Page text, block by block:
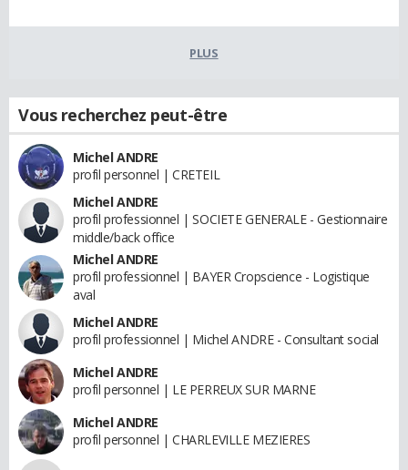
PLUS
Vous recherchez peut-être
Michel ANDRE
profil personnel | CRETEIL
Michel ANDRE
profil professionnel | SOCIETE GENERALE - Gestionnaire
middle/back office
Michel ANDRE
profil professionnel | BAYER Cropscience - Logistique
aval
Michel ANDRE
profil professionnel | Michel ANDRE - Consultant social
Michel ANDRE
profil personnel | LE PERREUX SUR MARNE
Michel ANDRE
profil personnel | CHARLEVILLE MEZIERES